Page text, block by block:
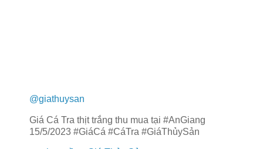
@giathuysan
Giá Cá Tra thịt trắng thu mua tại #AnGiang
15/5/2023 #GiáCá #CáTra #GiáThủySản